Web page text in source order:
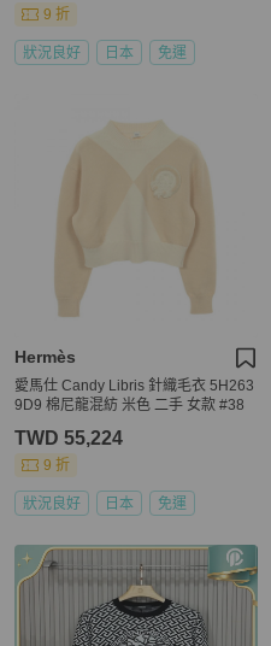
9 折
狀況良好 日本 免運
Hermès
愛馬仕 Candy Libris 針織毛衣 5H263
9D9 棉尼龍混紡 米色 二手 女款 #38
TWD 55,224
9 折
狀況良好 日本 免運